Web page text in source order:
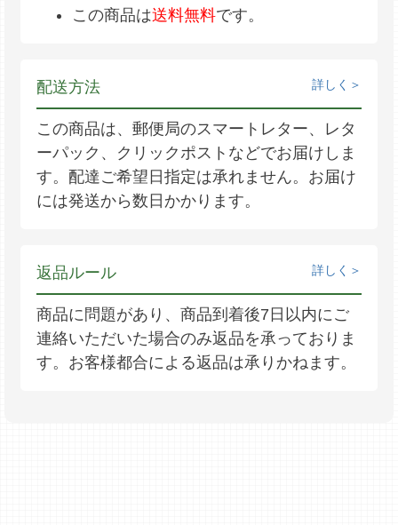
この商品は送料無料です。
配送方法 詳しく
この商品は、郵便局のスマートレター、レタ
ーパック、クリックポストなどでお届けしま
す。配達ご希望日指定は承れません。お届け
には発送から数日かかります。
返品ルール 詳しく
商品に問題があり、商品到着後7日以内にご
連絡いただいた場合のみ返品を承っておりま
す。お客様都合による返品は承りかねます。